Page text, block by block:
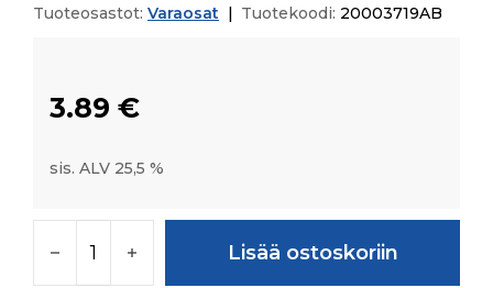
Tuoteosastot: Varaosat Tuotekoodi: 20003719AB
3.89 €
sis. ALV 25,5 %
Lisää ostoskoriin